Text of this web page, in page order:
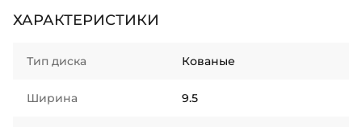
ХАРАКТЕРИСТИКИ
Тип диска Кованые
Ширина 9.5